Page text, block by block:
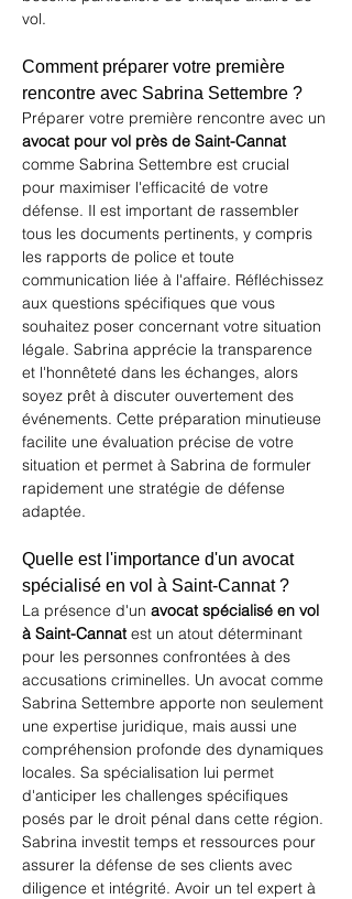
vol.
Comment préparer votre première
rencontre avec Sabrina Settembre ?
Préparer votre première rencontre avec un
avocat pour vol près de Saint-Cannat
comme Sabrina Settembre est crucial
pour maximiser l'efficacité de votre
défense. Il est important de rassembler
tous les documents pertinents, y compris
les rapports de police et toute
communication liée à l'affaire. Réfléchissez
aux questions spécifiques que vous
souhaitez poser concernant votre situation
légale. Sabrina apprécie la transparence
et l'honnêteté dans les échanges, alors
soyez prêt à discuter ouvertement des
événements. Cette préparation minutieuse
facilite une évaluation précise de votre
situation et permet à Sabrina de formuler
rapidement une stratégie de défense
adaptée.
Quelle est l'importance d'un avocat
spécialisé en vol à Saint-Cannat ?
La présence d'un avocat spécialisé en vol
à Saint-Cannat est un atout déterminant
pour les personnes confrontées à des
accusations criminelles. Un avocat comme
Sabrina Settembre apporte non seulement
une expertise juridique, mais aussi une
compréhension profonde des dynamiques
locales. Sa spécialisation lui permet
d'anticiper les challenges spécifiques
posés par le droit pénal dans cette région.
Sabrina investit temps et ressources pour
assurer la défense de ses clients avec
diligence et intégrité. Avoir un tel expert à